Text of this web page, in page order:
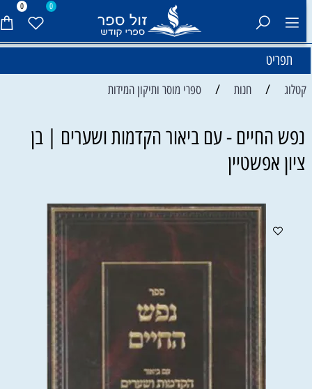
0 0
תפריט
קטלוג / חנות / ספרי מוסר ותיקון המידות
נפש החיים - עם ביאור הקדמות ושערים | בן
ציון אפשטיין